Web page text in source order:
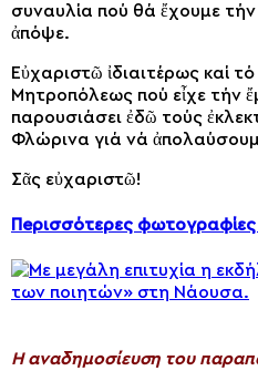
συναυλία πού θά ἔχουμε
ἀπόψε.
Εὐχαριστῶ ἰδιαιτέρως καί
Μητροπόλεως πού εἶχε τήν
παρουσιάσει ἐδῶ τούς
Φλώρινα γιά νά
Σᾶς εὐχαριστῶ!
Πeρισσότερες
H αναδημοσίευση του